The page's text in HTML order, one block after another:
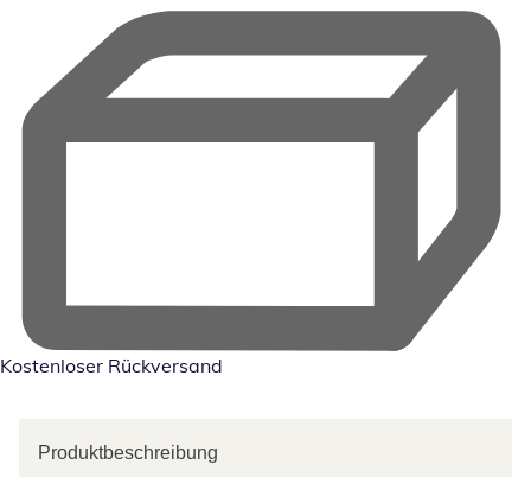
Kostenloser Rückversand
Produktbeschreibung